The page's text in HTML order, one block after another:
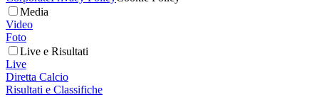
Media
Video
Foto
Live e Risultati
Live
Diretta Calcio
Risultati e Classifiche